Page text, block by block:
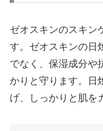
ゼオスキンのスキン
す。ゼオスキンの日
でなく、保湿成分や
かりと守ります。日
げ、しっかりと肌を